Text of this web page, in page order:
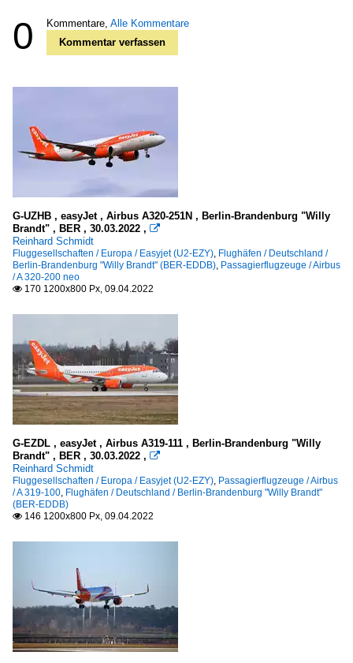
0 Kommentare, Alle Kommentare
Kommentar verfassen
G-UZHB , easyJet , Airbus A320-251N , Berlin-Brandenburg "Willy
Brandt" , BER , 30.03.2022 , 
Reinhard Schmidt
Fluggesellschaften / Europa / Easyjet (U2-EZY), Flughäfen / Deutschland /
Berlin-Brandenburg "Willy Brandt" (BER-EDDB), Passagierflugzeuge / Airbus
/ A 320-200 neo
 170 1200x800 Px, 09.04.2022
G-EZDL , easyJet , Airbus A319-111 , Berlin-Brandenburg "Willy
Brandt" , BER , 30.03.2022 , 
Reinhard Schmidt
Fluggesellschaften / Europa / Easyjet (U2-EZY), Passagierflugzeuge / Airbus
/ A 319-100, Flughäfen / Deutschland / Berlin-Brandenburg "Willy Brandt"
(BER-EDDB)
 146 1200x800 Px, 09.04.2022